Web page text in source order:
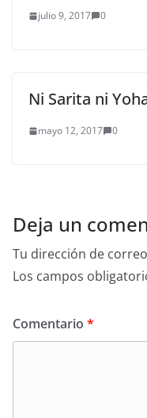
julio 9, 2017 0
Ni Sarita ni
mayo 12, 2017 0
Deja un
Tu dirección de
Los campos
Comentario *